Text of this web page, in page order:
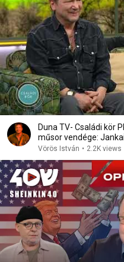
Duna TV- Családi kör
műsor vendége:
Vörös István • 2.2K views